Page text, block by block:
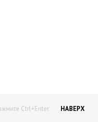
Ctrl+Enter НАВЕРХ